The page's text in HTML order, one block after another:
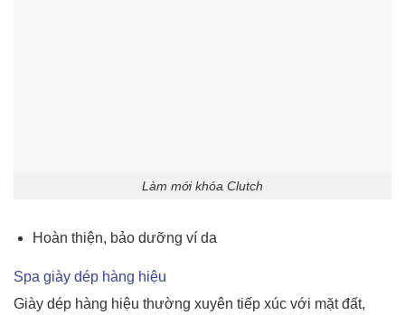
Làm mới khóa Clutch
Hoàn thiện, bảo dưỡng ví da
Spa giày dép hàng hiệu
Giày dép hàng hiệu thường xuyên tiếp xúc với mặt đất,